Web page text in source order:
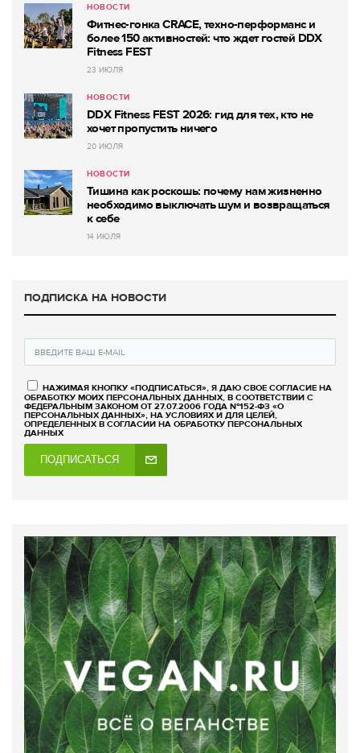
НОВОСТИ
Фитнес-гонка CRACE, техно-перформанс и
более 150 активностей: что ждет гостей DDX
Fitness FEST
23 ИЮЛЯ
НОВОСТИ
DDX Fitness FEST 2026: гид для тех, кто не
хочет пропустить ничего
20 ИЮЛЯ
НОВОСТИ
Тишина как роскошь: почему нам жизненно
необходимо выключать шум и возвращаться
к себе
14 ИЮЛЯ
ПОДПИСКА НА НОВОСТИ
НАЖИМАЯ КНОПКУ «ПОДПИСАТЬСЯ», Я ДАЮ СВОЕ СОГЛАСИЕ НА
ОБРАБОТКУ МОИХ ПЕРСОНАЛЬНЫХ ДАННЫХ, В СООТВЕТСТВИИ С
ФЕДЕРАЛЬНЫМ ЗАКОНОМ ОТ 27.07.2006 ГОДА №152-ФЗ «О
ПЕРСОНАЛЬНЫХ ДАННЫХ», НА УСЛОВИЯХ И ДЛЯ ЦЕЛЕЙ,
ОПРЕДЕЛЕННЫХ В СОГЛАСИИ НА ОБРАБОТКУ ПЕРСОНАЛЬНЫХ
ДАННЫХ
ПОДПИСАТЬСЯ